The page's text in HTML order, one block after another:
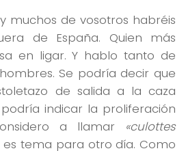
muchos de vosotros habréis
de España. Quien más
en ligar. Y hablo tanto de
Se podría decir que
de salida a la caza
indicar la proliferación
a llamar «culottes
es tema para otro día. Como